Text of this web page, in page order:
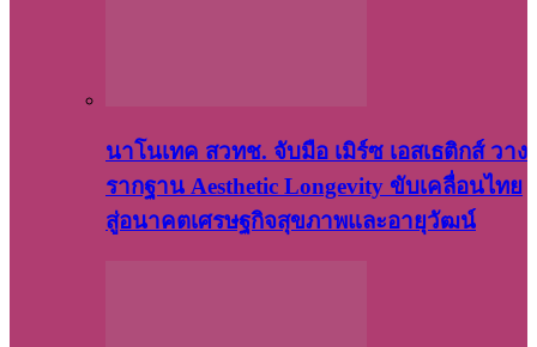
นาโนเทค สวทช. จับมือ เมิร์ซ เอสเธติกส์ วาง
รากฐาน Aesthetic Longevity ขับเคลื่อนไทย
สู่อนาคตเศรษฐกิจสุขภาพและอายุวัฒน์